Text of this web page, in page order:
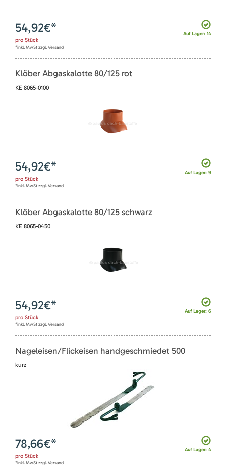
Auf Lager: 14
54,92€*
pro Stück
*inkl. MwSt zzgl. Versand
Klöber Abgaskalotte 80/125 rot
KE 8065-0100
Auf Lager: 9
54,92€*
pro Stück
*inkl. MwSt zzgl. Versand
Klöber Abgaskalotte 80/125 schwarz
KE 8065-0450
Auf Lager: 6
54,92€*
pro Stück
*inkl. MwSt zzgl. Versand
Nageleisen/Flickeisen handgeschmiedet 500
kurz
Auf Lager: 4
78,66€*
pro Stück
*inkl. MwSt zzgl. Versand